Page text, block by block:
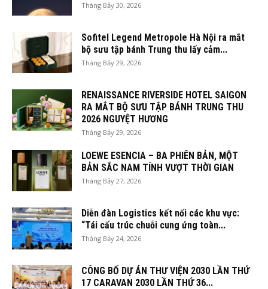
Tháng Bảy 30, 2026
Sofitel Legend Metropole Hà Nội ra mắt
bộ sưu tập bánh Trung thu lấy cảm...
Tháng Bảy 29, 2026
RENAISSANCE RIVERSIDE HOTEL SAIGON
RA MẮT BỘ SƯU TẬP BÁNH TRUNG THU
2026 NGUYỆT HƯƠNG
Tháng Bảy 29, 2026
LOEWE ESENCIA – BA PHIÊN BẢN, MỘT
BẢN SẮC NAM TÍNH VƯỢT THỜI GIAN
Tháng Bảy 27, 2026
Diễn đàn Logistics kết nối các khu vực:
“Tái cấu trúc chuỗi cung ứng toàn...
Tháng Bảy 24, 2026
CÔNG BỐ DỰ ÁN THƯ VIỆN 2030 LẦN THỨ
17 CARAVAN 2030 LẦN THỨ 36...